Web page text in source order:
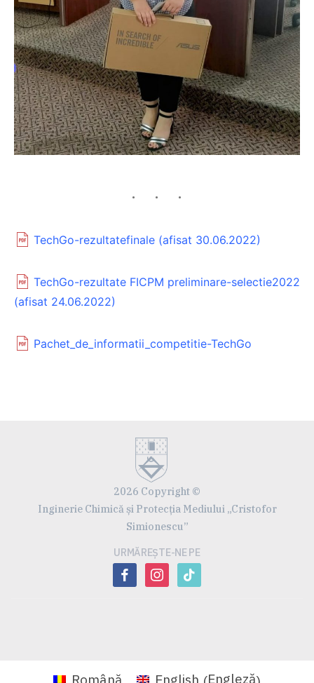
TechGo-rezultatefinale (afisat 30.06.2022)
TechGo-rezultate FICPM preliminare-selectie2022
(afisat 24.06.2022)
Pachet_de_informatii_competitie-TechGo
2026 Copyright ©
Inginerie Chimică și Protecția Mediului „Cristofor
Simionescu”
URMĂREȘTE-NE PE
facebookinstagram
tiktok
Română English Engleză